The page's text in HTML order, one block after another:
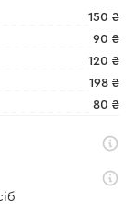
150 ₴
90 ₴
120 ₴
198 ₴
80 ₴